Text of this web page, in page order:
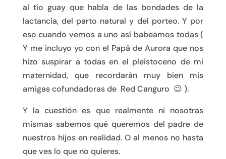
al tío guay que habla de las bondades de la
lactancia, del parto natural y del porteo. Y por
eso cuando vemos a uno así babeamos todas (
Y me incluyo yo con el Papá de Aurora que nos
hizo suspirar a todas en el pleistoceno de mi
maternidad, que recordarán muy bien mis
amigas cofundadoras de Red Canguro 😉 ).
Y la cuestión es que realmente ni nosotras
mismas sabemos qué queremos del padre de
nuestros hijos en realidad. O al menos no hasta
que ves lo que no quieres.